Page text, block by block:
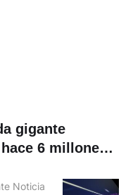
gigante
6 millones
Noticia